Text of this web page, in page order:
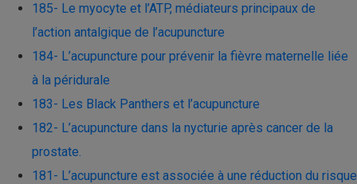
185- Le myocyte et l’ATP, médiateurs principaux de
l’action antalgique de l’acupuncture
184- L’acupuncture pour prévenir la fièvre maternelle liée
à la péridurale
183- Les Black Panthers et l’acupuncture
182- L’acupuncture dans la nycturie après cancer de la
prostate.
181- L’acupuncture est associée à une réduction du risque